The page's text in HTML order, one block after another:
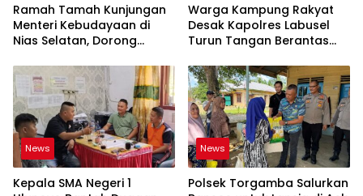
Ramah Tamah Kunjungan
Menteri Kebudayaan di
Nias Selatan, Dorong
Target UNESCO
Warga Kampung Rakyat
Desak Kapolres Labusel
Turun Tangan Berantas
di Perlabian
News
Kepala SMA Negeri 1
News
Polsek Torgamba Salurkan